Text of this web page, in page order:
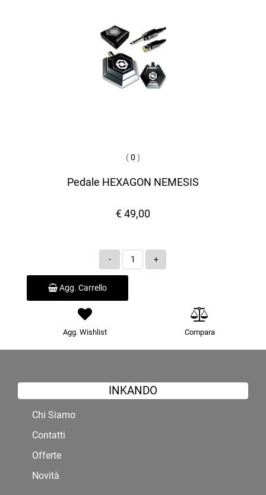
(0 )
Pedale HEXAGON NEMESIS
€ 49,00
Quantità
Agg. Carrello
Agg. Wishlist Compara
INKANDO
Chi Siamo
Contatti
Offerte
Novità